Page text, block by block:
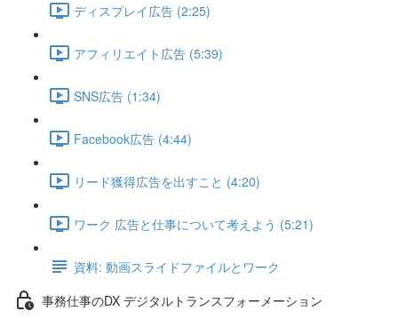
ディスプレイ広告 (2:25)
アフィリエイト広告 (5:39)
SNS広告 (1:34)
Facebook広告 (4:44)
リード獲得広告を出すこと (4:20)
ワーク 広告と仕事について考えよう (5:21)
資料: 動画スライドファイルとワーク
事務仕事のDX デジタルトランスフォーメーション